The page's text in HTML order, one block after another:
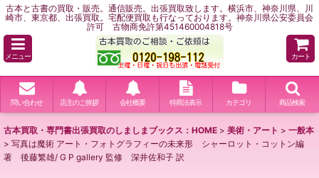
古本と古書の買取・販売。通信販売。出張買取致します。横浜市、神奈川県、川
崎市、東京都、出張買取。宅配便買取も行なっております。神奈川県公安委員会
許可 古物商免許第451460004818号
メニュー カート
問い合わせ 店主のご挨拶 会社概要 特商法表示 カテゴリ 商品検索
古本買取・専門書出張買取のしましまブックス：HOME > 美術・アート > 一般本
> 写真は魔術 アート・フォトグラフィーの未来形 シャーロット・コットン編
著 後藤繁雄/ G P gallery 監修 深井佐和子 訳